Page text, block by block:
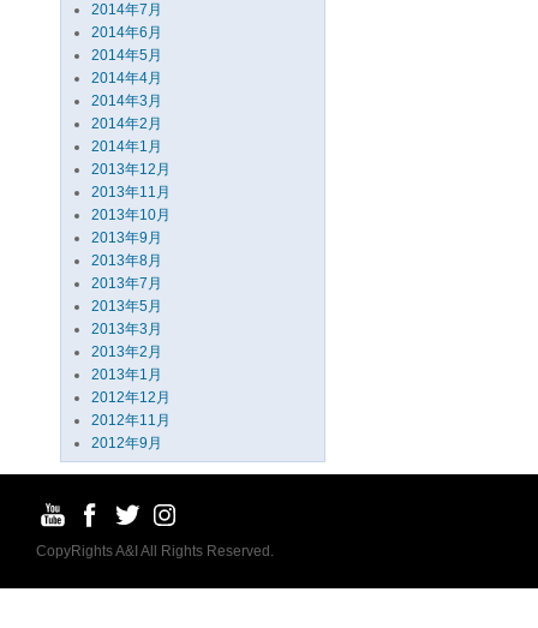
2014年7月
2014年6月
2014年5月
2014年4月
2014年3月
2014年2月
2014年1月
2013年12月
2013年11月
2013年10月
2013年9月
2013年8月
2013年7月
2013年5月
2013年3月
2013年2月
2013年1月
2012年12月
2012年11月
2012年9月
CopyRights A&I All Rights Reserved.